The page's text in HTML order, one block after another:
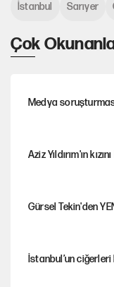
Çok
Medya
Aziz Yıldırım'ın
Gürsel Tekin'den
İstanbul’un
İstanbul Sarıyer